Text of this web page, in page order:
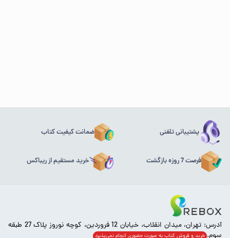
پشتیبانی تلفنی ضمانت کیفیت کتاب
فرصت 7 روزه بازگشت خرید مستقیم از ریباکس
آدرس: تهران، میدان انقلاب، خیابان 12 فروردین، کوچه نوروز پلاک 27 طبقه
سوم. خرید و فروش کتاب به صورت حضوری انجام‌ نمی‌پذیرد